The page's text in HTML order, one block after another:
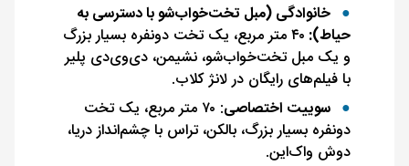
خانوادگی (مبل تخت‌خواب‌شو با دسترسی به
حیاط):
۴۰ متر مربع، یک تخت دونفره بسیار بزرگ
و یک مبل تخت‌خواب‌شو، نشیمن، دی‌وی‌دی پلیر
با فیلم‌های رایگان در لانژ کلاب.
سوییت اختصاصی
: ۷۰ متر مربع، یک تخت
دونفره بسیار بزرگ، بالکن، تراس با چشم‌انداز دریا،
دوش واک‌این.